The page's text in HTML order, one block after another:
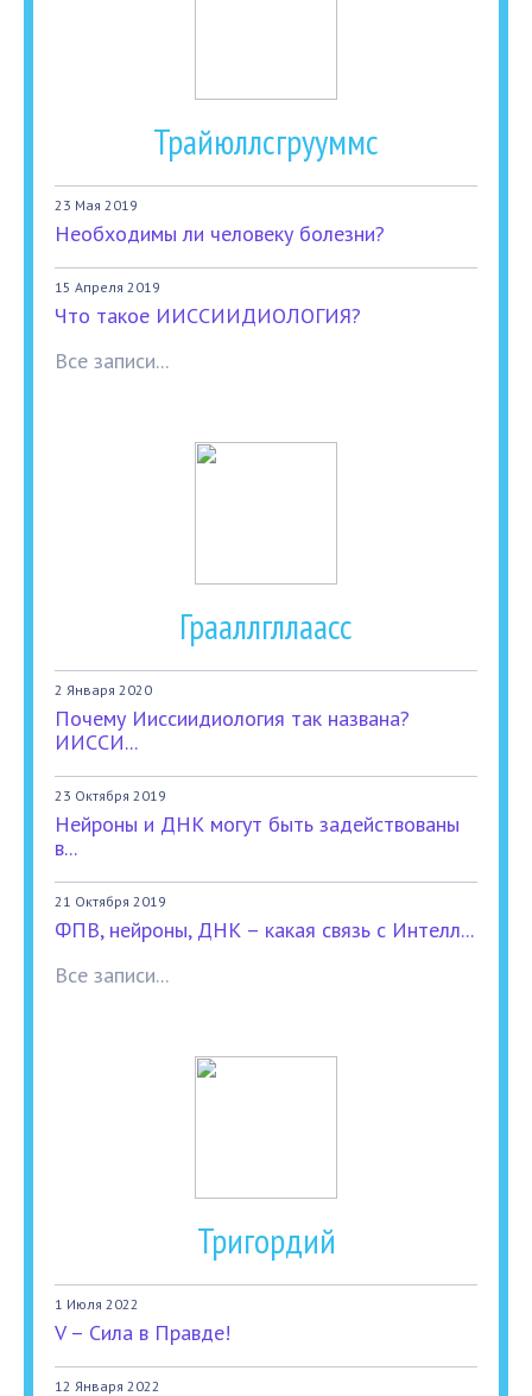
Трайюллсгрууммс
23 Мая 2019
Необходимы ли человеку болезни?
15 Апреля 2019
Что такое ИИССИИДИОЛОГИЯ?
Все записи...
Грааллгллаасс
2 Января 2020
Почему Ииссиидиология так названа?
ИИССИ...
23 Октября 2019
Нейроны и ДНК могут быть задействованы
в...
21 Октября 2019
ФПВ, нейроны, ДНК – какая связь с Интелл...
Все записи...
Тригордий
1 Июля 2022
V – Сила в Правде!
12 Января 2022